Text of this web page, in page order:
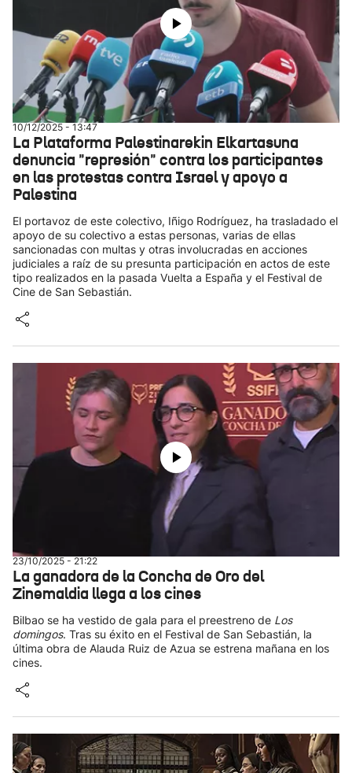
10/12/2025 - 13:47
La Plataforma Palestinarekin Elkartasuna
denuncia "represión" contra los participantes
en las protestas contra Israel y apoyo a
Palestina
El portavoz de este colectivo, Iñigo Rodríguez, ha trasladado el
apoyo de su colectivo a estas personas, varias de ellas
sancionadas con multas y otras involucradas en acciones
judiciales a raíz de su presunta participación en actos de este
tipo realizados en la pasada Vuelta a España y el Festival de
Cine de San Sebastián.
23/10/2025 - 21:22
La ganadora de la Concha de Oro del
Zinemaldia llega a los cines
Bilbao se ha vestido de gala para el preestreno de Los
domingos. Tras su éxito en el Festival de San Sebastián, la
última obra de Alauda Ruiz de Azua se estrena mañana en los
cines.